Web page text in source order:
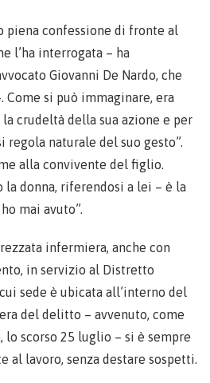
piena confessione di fronte al
l’ha interrogata – ha
Giovanni De Nardo, che
Come si può immaginare, era
crudeltà della sua azione e per
regola naturale del suo gesto”.
alla convivente del figlio.
la donna, riferendosi a lei – è la
mai avuto”.
infermiera, anche con
in servizio al Distretto
sede è ubicata all’interno del
del delitto – avvenuto, come
lo scorso 25 luglio – si è sempre
al lavoro, senza destare sospetti.